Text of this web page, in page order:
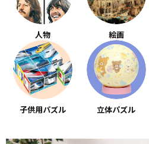
人物 絵画
子供用パズル 立体パズル